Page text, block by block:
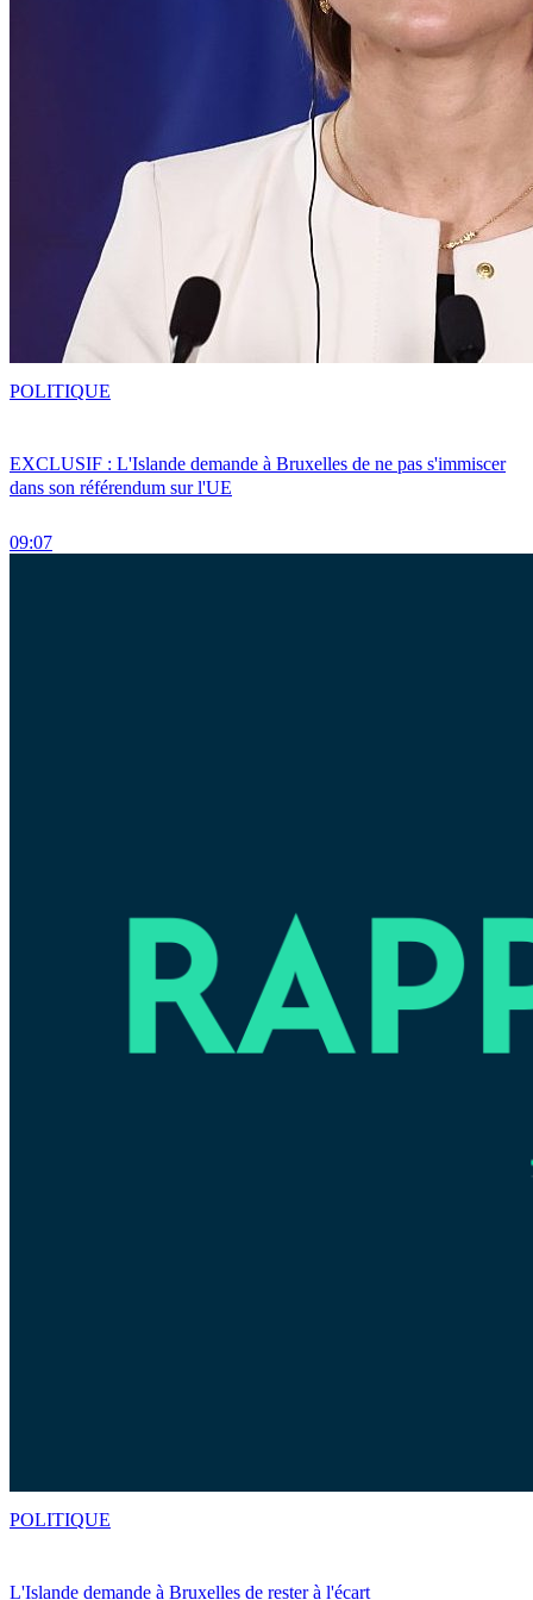
EXCLUSIF : L'Islande demande à Bruxelles de ne pas s'immiscer
dans son référendum sur l'UE
09:07
POLITIQUE
L'Islande demande à Bruxelles de rester à l'écart
POLITIQUE